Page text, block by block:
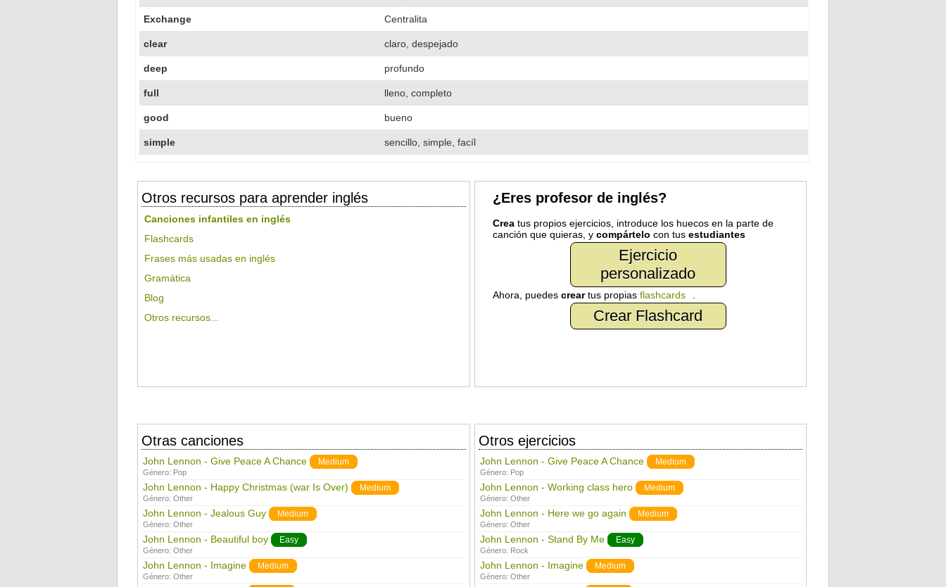
Exchange Centralita
clear claro, despejado
deep profundo
full lleno, completo
good bueno
simple sencillo, simple, facíl
Otros recursos para aprender inglés
Canciones infantiles en inglés
Flashcards
Frases más usadas en inglés
Gramática
Blog
Otros recursos...
¿Eres profesor de inglés?
Creatus propios ejercicios, introduce los huecos en la parte de
canción que quieras, y compártelo con tus estudiantes
Ejercicio
personalizado
Ahora, puedes creartus propias flashcards
Crear Flashcard
Otras canciones
John Lennon - Give Peace A Chance Medium
Género: Pop
John Lennon - Happy Christmas (war Is Over) Medium
Género: Other
John Lennon - Jealous Guy Medium
Género: Other
John Lennon - Beautiful boy Easy
Género: Other
John Lennon - Imagine Medium
Género: Other
Otros ejercicios
John Lennon - Give Peace A Chance Medium
Género: Pop
John Lennon - Working class hero Medium
Género: Other
John Lennon - Here we go again Medium
Género: Other
John Lennon - Stand By Me Easy
Género: Rock
John Lennon - Imagine Medium
Género: Other